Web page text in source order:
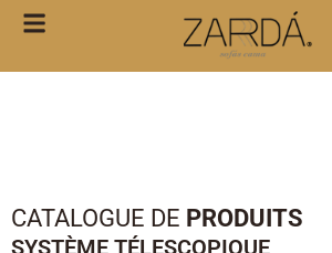
CATALOGUE DE PRODUITS
SYSTÈME TÉLESCOPIQUE